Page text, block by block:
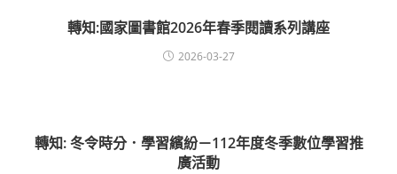
轉知:國家圖書館2026年春季閱讀系列講座
2026-03-27
轉知: 冬令時分．學習繽紛－112年度冬季數位學習推
廣活動